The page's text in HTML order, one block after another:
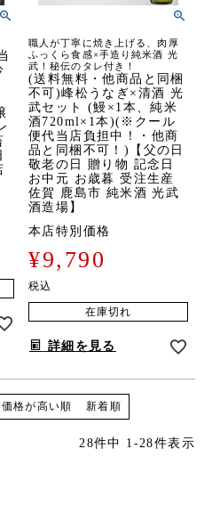
職人が丁寧に焼き上げる、肉厚
ふっくら食感×手造り純米酒 光
武！秘伝のタレ付き！
(送料無料・他商品と同梱
不可)峰松うなぎ×清酒 光
武セット (鰻×1本、純米
酒720ml×1本)(※クール
便代当店負担中！・他商
品と同梱不可！)【父の日
敬老の日 贈り物 記念日
お中元 お歳暮 受注生産
佐賀 鹿島市 純米酒 光武
酒造場】
本店特別価格
¥9,790
税込
在庫切れ
詳細を見る
価格が高い順 新着順
28件中 1 -28件表示